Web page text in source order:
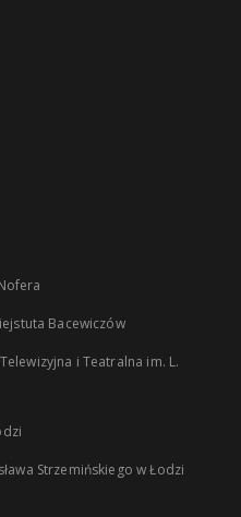
Bacewiczów
i Teatralna im. L.
Strzemińskiego w Łodzi